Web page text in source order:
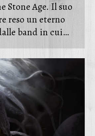
Stone Age. Il suo
reso un eterno
band in cui…